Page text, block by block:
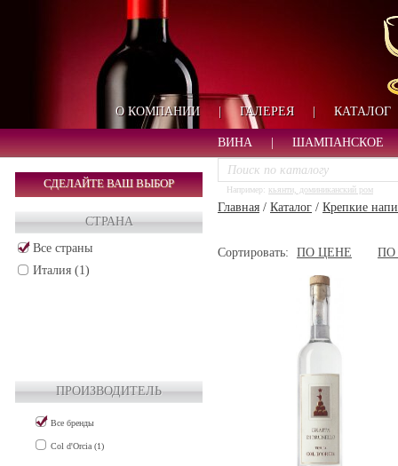
О КОМПАНИИ | ГАЛЕРЕЯ | КАТАЛОГ
ВИНА ШАМПАНСКОЕ
СДЕЛАЙТЕ ВАШ ВЫБОР
СТРАНА
Все страны
Италия (1)
ПРОИЗВОДИТЕЛЬ
Все бренды
Col d'Orcia (1)
Например: кьянти, доминиканский ром
Главная / Каталог / Крепкие
Сортировать: ПО ЦЕНЕ ПО